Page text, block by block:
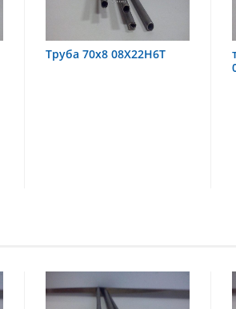
труба 70х11-12